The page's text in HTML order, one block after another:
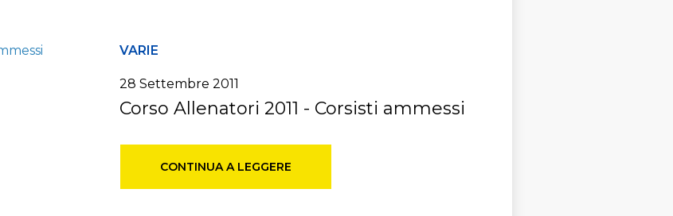
VARIE
28 Settembre 2011
Corso Allenatori 2011 - Corsisti ammessi
CONTINUA A LEGGERE